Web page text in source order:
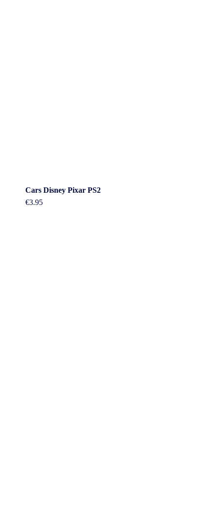
Cars Disney Pixar PS2
€3.95